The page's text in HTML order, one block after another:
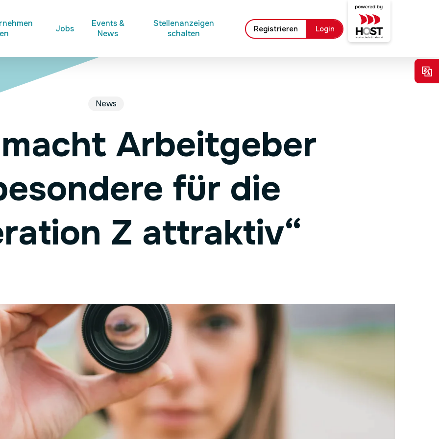
Jobs
Events &
News
Stellenanzeigen
schalten
Registrieren Login
News
Arbeitgeber
für die
Z attraktiv“